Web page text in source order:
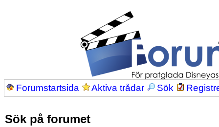
Forumstartsida Aktiva trådar Sök
Sök på forumet